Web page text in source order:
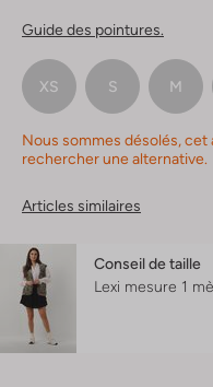
Guide des pointures.
XS S M
Nous sommes désolés,
rechercher une alternative.
Articles similaires
Conseil de taille
Lexi mesure 1